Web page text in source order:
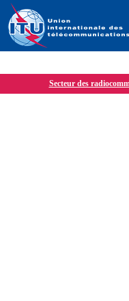
Secteur des